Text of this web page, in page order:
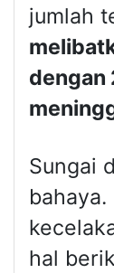
jumlah
dengan
Sungai
hal